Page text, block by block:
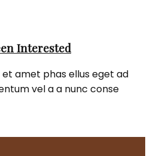
Interested
amet phas ellus eget ad
vel a a nunc conse